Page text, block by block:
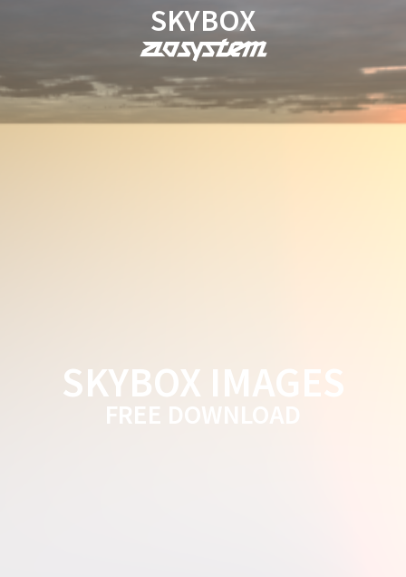
SKYBOX IMAGES
FREE DOWNLOAD
SKYBOX